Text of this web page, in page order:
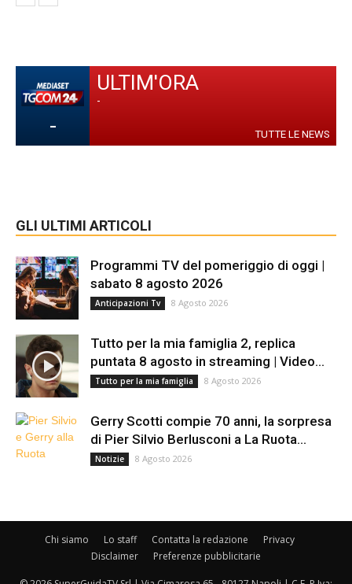
-
ULTIM'ORA
-
TUTTE LE NEWS
GLI ULTIMI ARTICOLI
Programmi TV del pomeriggio di oggi |
sabato 8 agosto 2026
Anticipazioni Tv 8 Agosto 2026
Tutto per la mia famiglia 2, replica
puntata 8 agosto in streaming | Video...
Tutto per la mia famiglia 8 Agosto 2026
Gerry Scotti compie 70 anni, la sorpresa
di Pier Silvio Berlusconi a La Ruota...
Notizie 8 Agosto 2026
Chi siamo Lo staff Contatta la redazione
Privacy
Disclaimer
Preferenze pubblicitarie